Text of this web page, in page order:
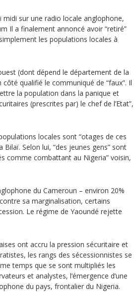
sur une radio locale anglophone,
Il a finalement annoncé avoir “retiré”
les populations locales à
(dont dépend le département de la
qualifié le communiqué de “faux”. Il
la population dans la panique et
(prescrites par) le chef de l’Etat”,
locales sont “otages de ces
Selon lui, “des jeunes gens” sont
comme combattant au Nigeria” voisin,
du Cameroun – environ 20%
sa marginalisation, certains
Le régime de Yaoundé rejette
ont accru la pression sécuritaire et
les rangs des sécessionnistes se
temps que se sont multipliés les
et analystes, l‘émergence d’une
du pays, frontalier du Nigeria.